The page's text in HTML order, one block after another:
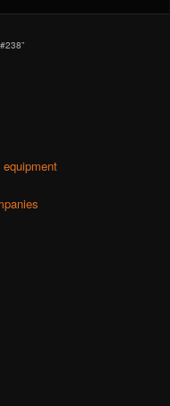
”